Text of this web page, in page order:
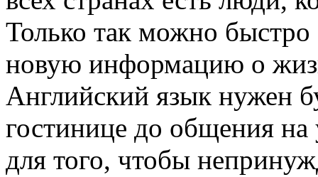
Только так можно быстро
новую информацию о
Английский язык нужен
гостинице до общения
для того, чтобы